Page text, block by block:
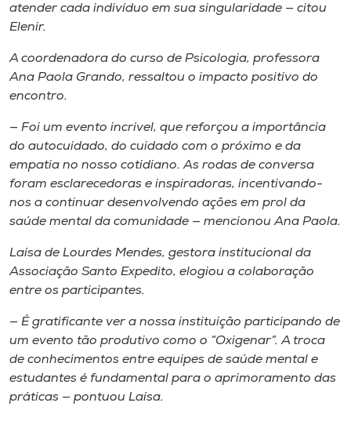
atender cada indivíduo em sua singularidade — citou
Elenir.
A coordenadora do curso de Psicologia, professora
Ana Paola Grando, ressaltou o impacto positivo do
encontro.
— Foi um evento incrível, que reforçou a importância
do autocuidado, do cuidado com o próximo e da
empatia no nosso cotidiano. As rodas de conversa
foram esclarecedoras e inspiradoras, incentivando-
nos a continuar desenvolvendo ações em prol da
saúde mental da comunidade — mencionou Ana Paola.
Laísa de Lourdes Mendes, gestora institucional da
Associação Santo Expedito, elogiou a colaboração
entre os participantes.
— É gratificante ver a nossa instituição participando de
um evento tão produtivo como o “Oxigenar”. A troca
de conhecimentos entre equipes de saúde mental e
estudantes é fundamental para o aprimoramento das
práticas — pontuou Laísa.